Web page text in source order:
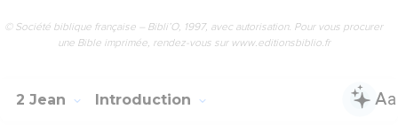
© Société biblique française – Bibli’O, 1997, avec autorisation. Pour vous procurer
une Bible imprimée, rendez-vous sur www.editionsbiblio.fr
2 Jean Introduction